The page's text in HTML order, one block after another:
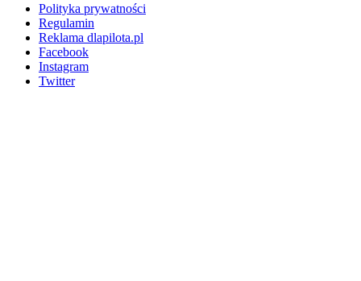
Polityka prywatności
Regulamin
Reklama dlapilota.pl
Facebook
Instagram
Twitter